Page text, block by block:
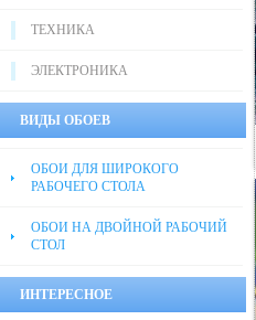
ТЕХНИКА
ЭЛЕКТРОНИКА
ВИДЫ ОБОЕВ
ОБОИ ДЛЯ ШИРОКОГО
РАБОЧЕГО СТОЛА
ОБОИ НА ДВОЙНОЙ РАБОЧИЙ
СТОЛ
ИНТЕРЕСНОЕ